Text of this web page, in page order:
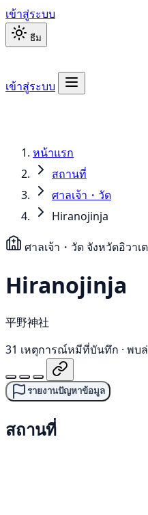
เข้าสู่ระบบ
ธีม
เข้าสู่ระบบ
หน้าแรก
สถานที่
ศาลเจ้า・วัด
Hiranojinja
ศาลเจ้า・วัด จังหวัดอิวาเ
Hiranojinja
平野神社
31 เหตุการณ์หมีที่บันทึก · พบ
รายงานปัญหาข้อมูล
สถานที่